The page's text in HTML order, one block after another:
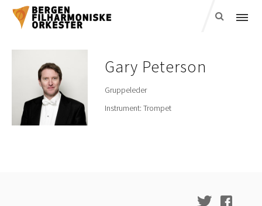
Gary Peterson
Gruppeleder
Instrument:Trompet